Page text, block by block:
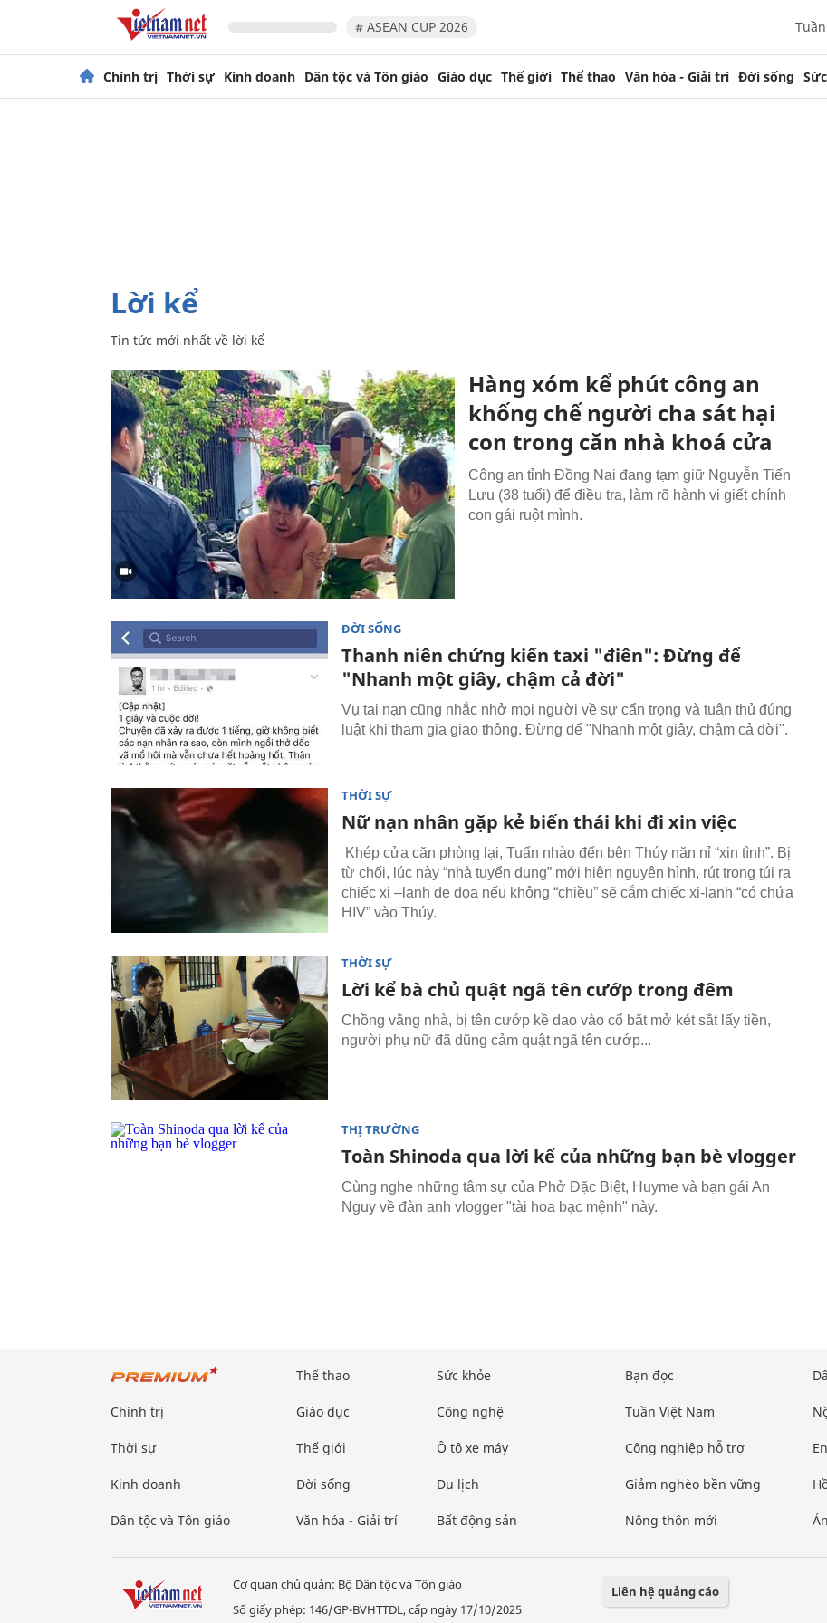
# ASEAN CUP 2026
Chính trị Thời sự Kinh doanh Dân tộc và Tôn giáo Giáo dục Thế giới Thể thao Văn hóa - Giải trí Đời sống
lời kể
Tin tức mới nhất về lời kể
Hàng xóm kể phút công an
khống chế người cha sát hại
con trong căn nhà khoá cửa
Công an tỉnh Đồng Nai đang tạm giữ Nguyễn Tiến
Lưu (38 tuổi) để điều tra, làm rõ hành vi giết chính
con gái ruột mình.
ĐỜI SỐNG
Thanh niên chứng kiến taxi "điên": Đừng để
"Nhanh một giây, chậm cả đời"
Vụ tai nạn cũng nhắc nhở mọi người về sự cẩn trọng và tuân thủ đúng
luật khi tham gia giao thông. Đừng để "Nhanh một giây, chậm cả đời".
THỜI SỰ
Nữ nạn nhân gặp kẻ biến thái khi đi xin việc
Khép cửa căn phòng lại, Tuấn nhào đến bên Thúy năn nỉ “xin tình”. Bị
từ chối, lúc này “nhà tuyển dụng” mới hiện nguyên hình, rút trong túi ra
chiếc xi –lanh đe dọa nếu không “chiều” sẽ cắm chiếc xi-lanh “có chứa
HIV” vào Thúy.
THỜI SỰ
Lời kể bà chủ quật ngã tên cướp trong đêm
Chồng vắng nhà, bị tên cướp kề dao vào cổ bắt mở két sắt lấy tiền,
người phụ nữ đã dũng cảm quật ngã tên cướp...
THỊ TRƯỜNG
Toàn Shinoda qua lời kể của những bạn bè vlogger
Cùng nghe những tâm sự của Phở Đặc Biệt, Huyme và bạn gái An
Nguy về đàn anh vlogger "tài hoa bạc mệnh" này.
Chính trị
Thời sự
Kinh doanh
Dân tộc và Tôn giáo
Thể thao
Giáo dục
Thế giới
Đời sống
Văn hóa - Giải trí
Sức khỏe
Công nghệ
Ô tô xe máy
Du lịch
Bất động sản
Bạn đọc
Tuần Việt Nam
Công nghiệp hỗ trợ
Giảm nghèo bền vững
Nông thôn mới
Cơ quan chủ quản: Bộ Dân tộc và Tôn giáo
Số giấy phép: 146/GP-BVHTTDL, cấp ngày 17/10/2025
Liên hệ quảng cáo